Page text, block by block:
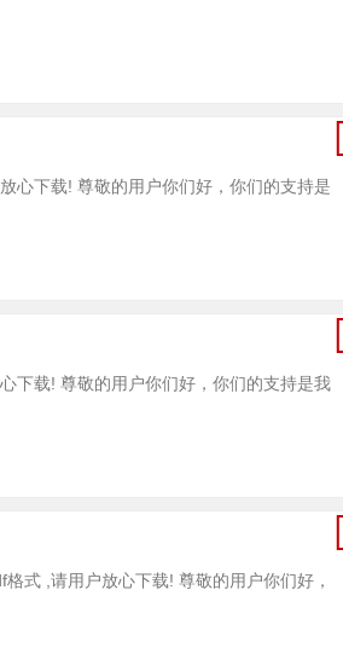
心下载! 尊敬的用户你们好，你们的支持是
下载! 尊敬的用户你们好，你们的支持是我
式 ,请用户放心下载! 尊敬的用户你们好，